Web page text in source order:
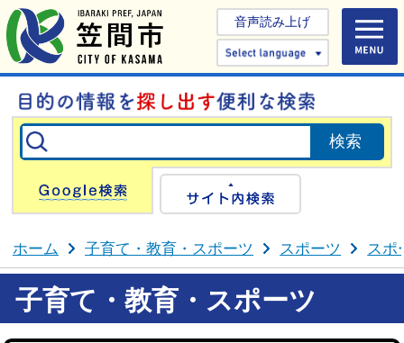
音声読み上げ
Select
Google検索
ホーム 子育て・教育・スポーツ スポーツ スポ
子育て・教育・スポーツ